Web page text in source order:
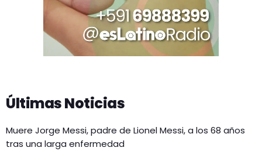
Últimas Noticias
Muere Jorge Messi, padre de Lionel Messi, a los 68 años
tras una larga enfermedad